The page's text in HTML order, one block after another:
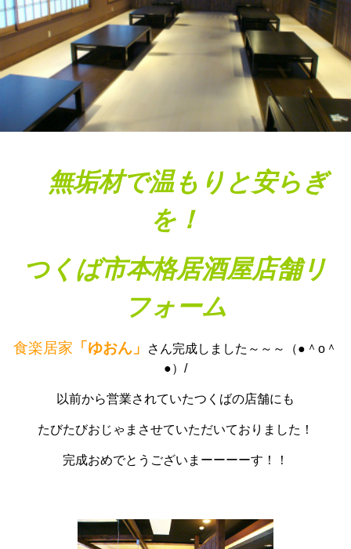
無垢材で温もりと安らぎ
を！
つくば市本格居酒屋店舗リ
フォーム
食楽居家 「ゆおん」
さん完成しました～～～（●＾o＾
●）/
以前から営業されていたつくばの店舗にも
たびたびおじゃまさせていただいておりました！
完成おめでとうございまーーーーす！！